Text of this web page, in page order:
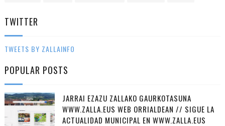
TWITTER
TWEETS BY ZALLAINFO
POPULAR POSTS
JARRAI EZAZU ZALLAKO GAURKOTASUNA
WWW.ZALLA.EUS WEB ORRIALDEAN // SIGUE LA
ACTUALIDAD MUNICIPAL EN WWW.ZALLA.EUS